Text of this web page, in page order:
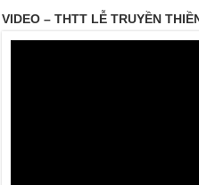
VIDEO – THTT LỄ TRUYỀN